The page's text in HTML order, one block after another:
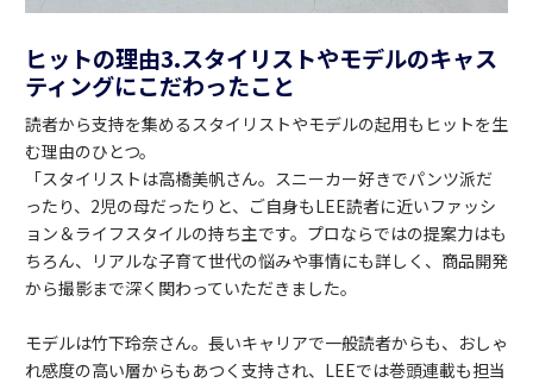
ヒットの理由3.スタイリストやモデルのキャス
ティングにこだわったこと
読者から支持を集めるスタイリストやモデルの起用もヒットを生
む理由のひとつ。
「スタイリストは高橋美帆さん。スニーカー好きでパンツ派だ
ったり、2児の母だったりと、ご自身もLEE読者に近いファッシ
ョン＆ライフスタイルの持ち主です。プロならではの提案力はも
ちろん、リアルな子育て世代の悩みや事情にも詳しく、商品開発
から撮影まで深く関わっていただきました。
モデルは竹下玲奈さん。長いキャリアで一般読者からも、おしゃ
れ感度の高い層からもあつく支持され、LEEでは巻頭連載も担当